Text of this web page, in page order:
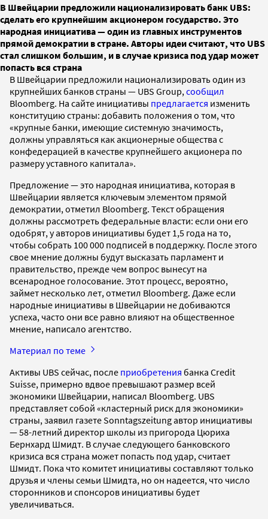
В Швейцарии предложили национализировать банк UBS:
сделать его крупнейшим акционером государство. Это
народная инициатива — один из главных инструментов
прямой демократии в стране. Авторы идеи считают, что UBS
стал слишком большим, и в случае кризиса под удар может
попасть вся страна
В Швейцарии предложили национализировать один из
крупнейших банков страны — UBS Group, сообщил
Bloomberg. На сайте инициативы предлагается изменить
конституцию страны: добавить положения о том, что
«крупные банки, имеющие системную значимость,
должны управляться как акционерные общества с
конфедерацией в качестве крупнейшего акционера по
размеру уставного капитала».
Предложение — это народная инициатива, которая в
Швейцарии является ключевым элементом прямой
демократии, отметил Bloomberg. Текст обращения
должны рассмотреть федеральные власти: если они его
одобрят, у авторов инициативы будет 1,5 года на то,
чтобы собрать 100 000 подписей в поддержку. После этого
свое мнение должны будут высказать парламент и
правительство, прежде чем вопрос вынесут на
всенародное голосование. Этот процесс, вероятно,
займет несколько лет, отметил Bloomberg. Даже если
народные инициативы в Швейцарии не добиваются
успеха, часто они все равно влияют на общественное
мнение, написало агентство.
Материал по теме
Активы UBS сейчас, после приобретения банка Credit
Suisse, примерно вдвое превышают размер всей
экономики Швейцарии, написал Bloomberg. UBS
представляет собой «кластерный риск для экономики»
страны, заявил газете Sonntagszeitung автор инициативы
— 58-летний директор школы из пригорода Цюриха
Бернхард Шмидт. В случае следующего банковского
кризиса вся страна может попасть под удар, считает
Шмидт. Пока что комитет инициативы составляют только
друзья и члены семьи Шмидта, но он надеется, что число
сторонников и спонсоров инициативы будет
увеличиваться.